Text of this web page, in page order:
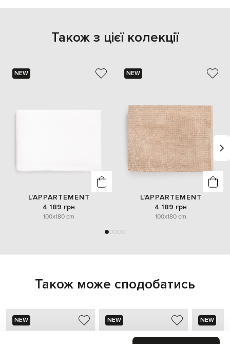
Також з цієї колекції
NEW
L'APPARTEMENT
4 189 грн
100x180 cm
NEW
L'APPARTEMENT
4 189 грн
100x180 cm
Також може сподобатись
NEW NEW NEW